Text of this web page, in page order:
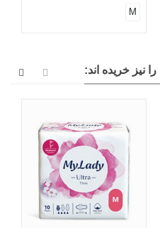
M
نیز خریده اند: